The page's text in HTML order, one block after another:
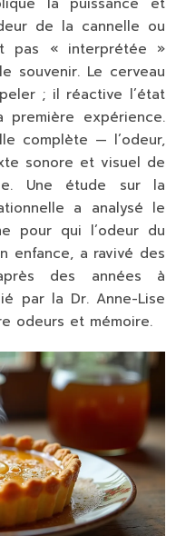
de la cannelle ou
pas « interprétée »
le souvenir. Le cerveau
; il réactive l’état
expérience.
complète — l’odeur,
sonore et visuel de
Une étude sur la
a analysé le
pour qui l’odeur du
enfance, a ravivé des
des années à
par la Dr. Anne-Lise
odeurs et mémoire.